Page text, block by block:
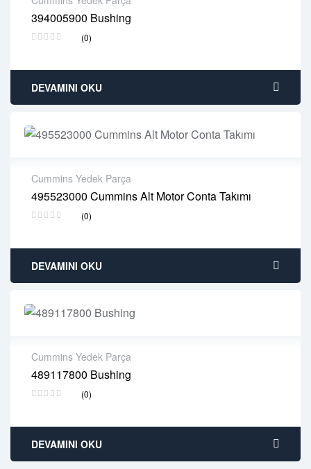
394005900 Bushing
(0)
2 years warranty
Delivery time: 1-2 business days
DEVAMINI OKU
Cummins Yedek Parça
495523000 Cummins Alt Motor Conta Takımı
(0)
2 years warranty
Delivery time: 1-2 business days
DEVAMINI OKU
Cummins Yedek Parça
489117800 Bushing
(0)
2 years warranty
Delivery time: 1-2 business days
DEVAMINI OKU